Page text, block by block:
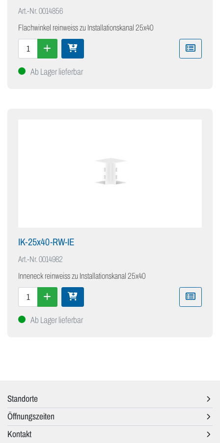
Art.-Nr.0014856
Flachwinkel reinweiss zu Installationskanal 25x40
Ab Lager lieferbar
IK-25x40-RW-IE
Art.-Nr.0014982
Inneneck reinweiss zu Installationskanal 25x40
Ab Lager lieferbar
Standorte
Öffnungszeiten
Kontakt